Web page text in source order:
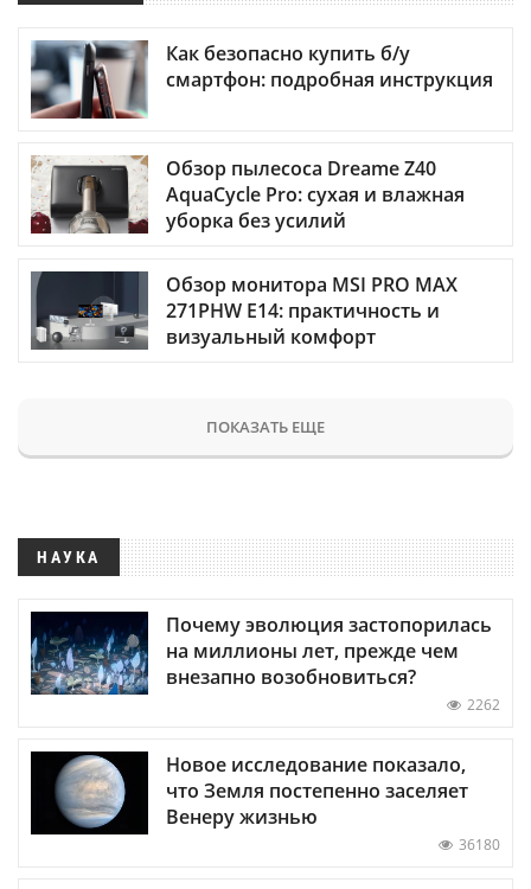
Как безопасно купить б/у
смартфон: подробная инструкция
Обзор пылесоса Dreame Z40
AquaCycle Pro: сухая и влажная
уборка без усилий
Обзор монитора MSI PRO MAX
271PHW E14: практичность и
визуальный комфорт
ПОКАЗАТЬ ЕЩЕ
НАУКА
Почему эволюция застопорилась
на миллионы лет, прежде чем
внезапно возобновиться?
2262
Новое исследование показало,
что Земля постепенно заселяет
Венеру жизнью
36180